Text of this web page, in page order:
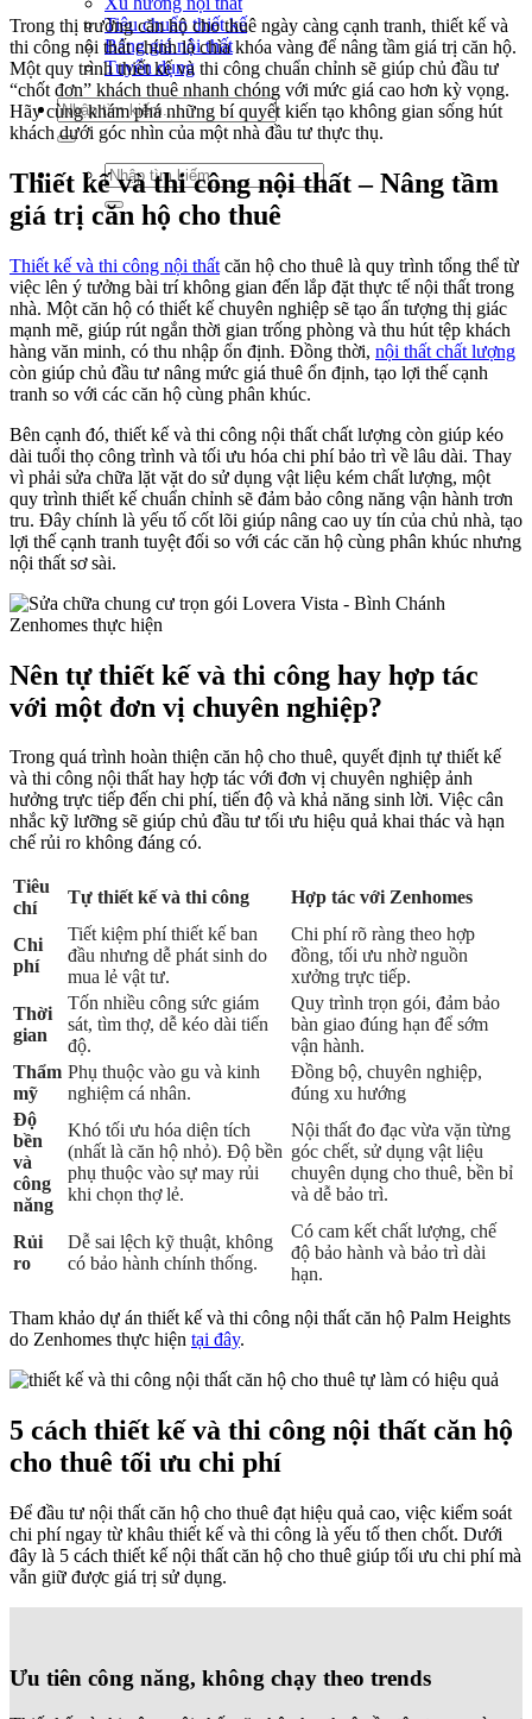
Tiêu chuẩn thiết kế
Bảng giá nội thất
Tuyển dụng
Tìm
kiếm:
Tìm
kiếm:
Trong thị trường căn hộ cho thuê ngày càng cạnh tranh, thiết kế và
thi công nội thất chính là chìa khóa vàng để nâng tầm giá trị căn hộ.
Một quy trình thiết kế và thi công chuẩn chỉnh sẽ giúp chủ đầu tư
“chốt đơn” khách thuê nhanh chóng với mức giá cao hơn kỳ vọng.
Hãy cùng khám phá những bí quyết kiến tạo không gian sống hút
khách dưới góc nhìn của một nhà đầu tư thực thụ.
Thiết kế và thi công nội thất – Nâng tầm
giá trị căn hộ cho thuê
Thiết kế và thi công nội thất căn hộ cho thuê là quy trình tổng thể từ
việc lên ý tưởng bài trí không gian đến lắp đặt thực tế nội thất trong
nhà. Một căn hộ có thiết kế chuyên nghiệp sẽ tạo ấn tượng thị giác
mạnh mẽ, giúp rút ngắn thời gian trống phòng và thu hút tệp khách
hàng văn minh, có thu nhập ổn định. Đồng thời, nội thất chất lượng
còn giúp chủ đầu tư nâng mức giá thuê ổn định, tạo lợi thế cạnh
tranh so với các căn hộ cùng phân khúc.
Bên cạnh đó, thiết kế và thi công nội thất chất lượng còn giúp kéo
dài tuổi thọ công trình và tối ưu hóa chi phí bảo trì về lâu dài. Thay
vì phải sửa chữa lặt vặt do sử dụng vật liệu kém chất lượng, một
quy trình thiết kế chuẩn chỉnh sẽ đảm bảo công năng vận hành trơn
tru. Đây chính là yếu tố cốt lõi giúp nâng cao uy tín của chủ nhà, tạo
lợi thế cạnh tranh tuyệt đối so với các căn hộ cùng phân khúc nhưng
nội thất sơ sài.
Nên tự thiết kế và thi công hay hợp tác
với một đơn vị chuyên nghiệp?
Trong quá trình hoàn thiện căn hộ cho thuê, quyết định tự thiết kế
và thi công nội thất hay hợp tác với đơn vị chuyên nghiệp ảnh
hưởng trực tiếp đến chi phí, tiến độ và khả năng sinh lời. Việc cân
nhắc kỹ lưỡng sẽ giúp chủ đầu tư tối ưu hiệu quả khai thác và hạn
chế rủi ro không đáng có.
Tiêu
chí
Tự thiết kế và thi công Hợp tác với Zenhomes
Chi
phí
Tiết kiệm phí thiết kế ban
đầu nhưng dễ phát sinh do
mua lẻ vật tư.
Chi phí rõ ràng theo hợp
đồng, tối ưu nhờ nguồn
xưởng trực tiếp.
Thời
gian
Tốn nhiều công sức giám
sát, tìm thợ, dễ kéo dài tiến
độ.
Quy trình trọn gói, đảm bảo
bàn giao đúng hạn để sớm
vận hành.
Thẩm
mỹ
Phụ thuộc vào gu và kinh
nghiệm cá nhân.
Đồng bộ, chuyên nghiệp,
đúng xu hướng
Độ
bền
và
công
năng
Khó tối ưu hóa diện tích
(nhất là căn hộ nhỏ). Độ bền
phụ thuộc vào sự may rủi
khi chọn thợ lẻ.
Nội thất đo đạc vừa vặn từng
góc chết, sử dụng vật liệu
chuyên dụng cho thuê, bền bỉ
và dễ bảo trì.
Rủi
ro
Dễ sai lệch kỹ thuật, không
có bảo hành chính thống.
Có cam kết chất lượng, chế
độ bảo hành và bảo trì dài
hạn.
Tham khảo dự án thiết kế và thi công nội thất căn hộ Palm Heights
do Zenhomes thực hiện tại đây.
5 cách thiết kế và thi công nội thất căn hộ
cho thuê tối ưu chi phí
Để đầu tư nội thất căn hộ cho thuê đạt hiệu quả cao, việc kiểm soát
chi phí ngay từ khâu thiết kế và thi công là yếu tố then chốt. Dưới
đây là 5 cách thiết kế nội thất căn hộ cho thuê giúp tối ưu chi phí mà
vẫn giữ được giá trị sử dụng.
Ưu tiên công năng, không chạy theo trends